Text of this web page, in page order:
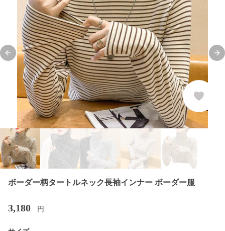
Previous slide
ボーダー柄タートルネック長袖インナー ボーダー服
3,180 円